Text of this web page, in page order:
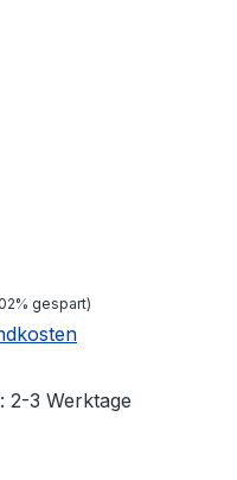
gespart)
2-3 Werktage